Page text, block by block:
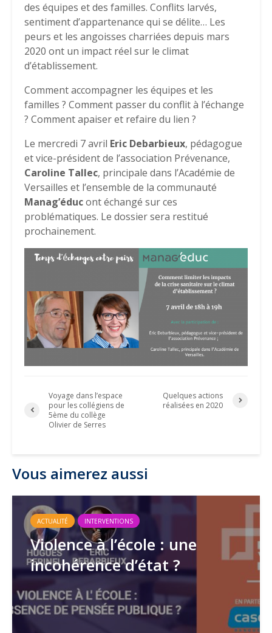
des équipes et des familles. Conflits larvés,
sentiment d’appartenance qui se délite… Les
peurs et les angoisses charriées depuis mars
2020 ont un impact réel sur le climat
d’établissement.
Comment accompagner les équipes et les
familles ? Comment passer du conflit à l’échange
? Comment apaiser et refaire du lien ?
Le mercredi 7 avril Eric Debarbieux, pédagogue
et vice-président de l’association Prévenance,
Caroline Tallec, principale dans l’Académie de
Versailles et l’ensemble de la communauté
Manag’éducont échangé sur ces
problématiques. Le dossier sera restitué
prochainement.
Voyage dans l’espace
pour les collégiens de
5ème du collège
Olivier de Serres
Quelques actions
réalisées en 2020
Vous aimerez aussi
ACTUALITÉ INTERVENTIONS
Violence à l’école : une
incohérence d’état ?